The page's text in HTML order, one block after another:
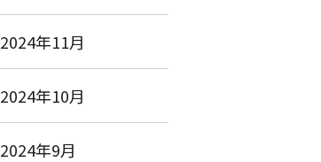
2024年11月
2024年10月
2024年9月